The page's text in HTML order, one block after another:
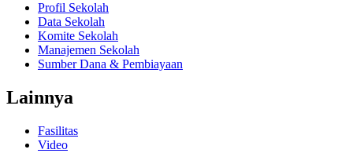
Profil Sekolah
Data Sekolah
Komite Sekolah
Manajemen Sekolah
Sumber Dana & Pembiayaan
Lainnya
Fasilitas
Video